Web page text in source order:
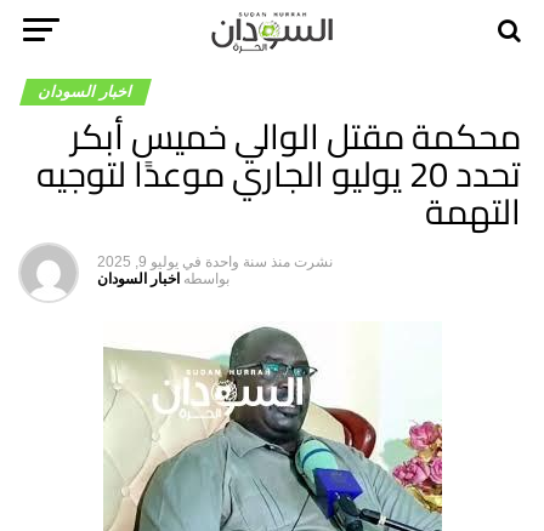
اخبار السودان
محكمة مقتل الوالي خميس أبكر
تحدد 20 يوليو الجاري موعدًا لتوجيه
التهمة
نشرت منذ سنة واحدة في يوليو 9, 2025
بواسطه اخبار السودان